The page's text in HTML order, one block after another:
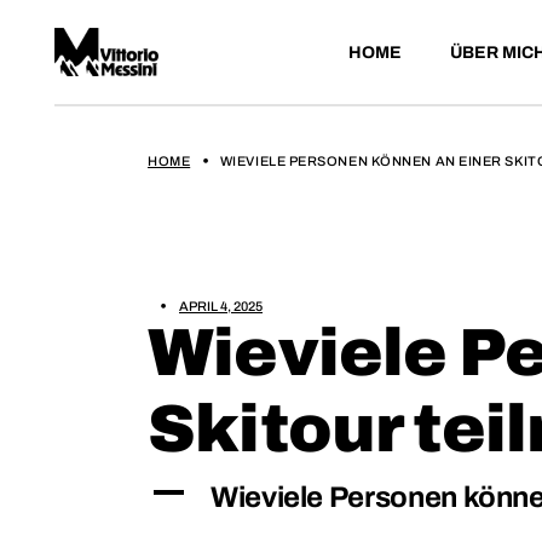
HOME ÜBER
HOME WIEVIELE PERSONEN KÖNNEN AN EINER
APRIL 4, 2025
Wieviele
Skitour
A Wieviele Personen